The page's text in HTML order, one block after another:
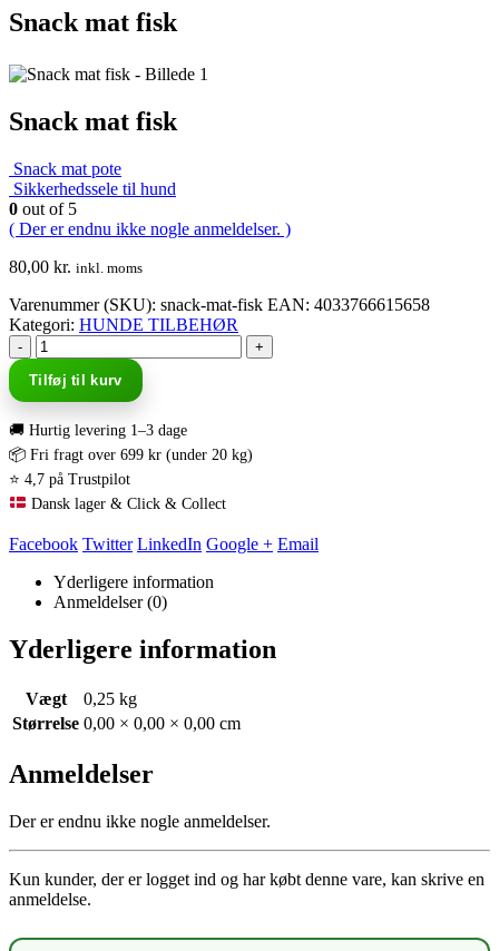
Snack mat fisk
Snack mat fisk
Snack mat pote
Sikkerhedssele til hund
0 out of 5
( Der er endnu ikke nogle anmeldelser. )
80,00 kr. inkl. moms
Varenummer (SKU): snack-mat-fisk EAN: 4033766615658
Kategori: HUNDE TILBEHØR
-
+
Tilføj til kurv
🚚 Hurtig levering 1–3 dage
📦 Fri fragt over 699 kr (under 20 kg)
⭐ 4,7 på Trustpilot
Dansk lager & Click & Collect
Facebook Twitter LinkedIn Google + Email
Yderligere information
Anmeldelser (0)
Yderligere information
Vægt
0,25 kg
Størrelse 0,00 × 0,00 × 0,00 cm
Anmeldelser
Der er endnu ikke nogle anmeldelser.
Kun kunder, der er logget ind og har købt denne vare, kan skrive en
anmeldelse.